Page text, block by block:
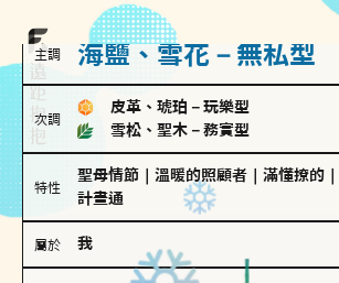
主調 海鹽、雪花－無私型
次調
皮革、琥珀 － 玩樂型
雪松、聖木 － 務實型
特性
聖母情節 溫暖的照顧者 滿懂撩的
計畫通
屬於 我